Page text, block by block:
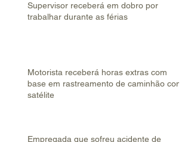
Supervisor receberá em dobro por
trabalhar durante as férias
Motorista receberá horas extras com
base em rastreamento de caminhão com
satélite
Empregada que sofreu acidente de